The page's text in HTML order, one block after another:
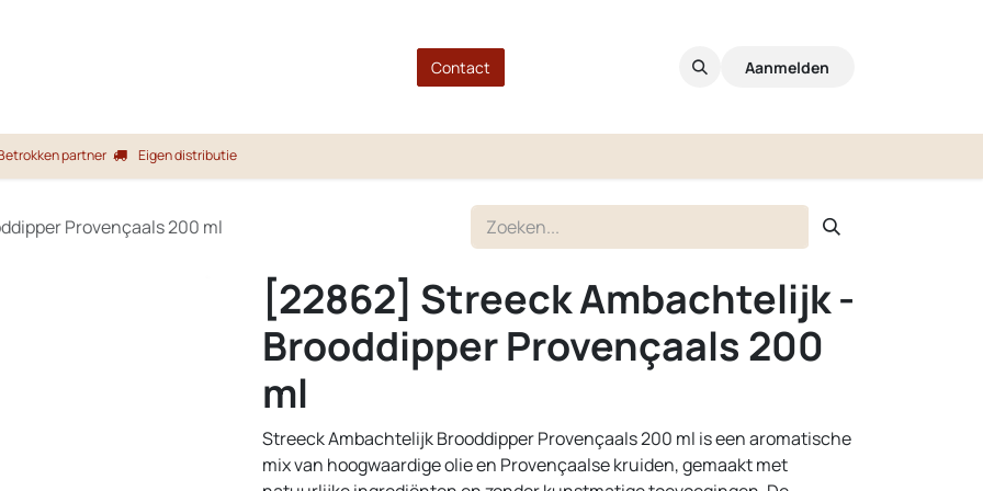
Contact Aanmelden
partner Eigen distributie
Provençaals 200 ml
[22862] Streeck Ambachtelijk -
Brooddipper Provençaals 200
ml
Streeck Ambachtelijk Brooddipper Provençaals 200 ml is een aromatische
mix van hoogwaardige olie en Provençaalse kruiden, gemaakt met